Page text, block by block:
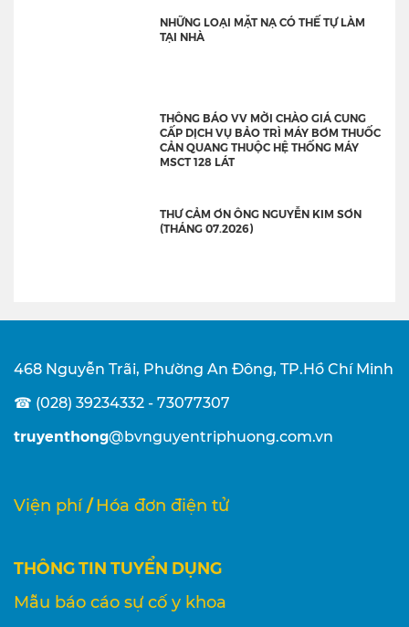
NHỮNG LOẠI MẶT NẠ CÓ THẾ TỰ LÀM
TẠI NHÀ
THÔNG BÁO VV MỜI CHÀO GIÁ CUNG
CẤP DỊCH VỤ BẢO TRÌ MÁY BƠM THUỐC
CẢN QUANG THUỘC HỆ THỐNG MÁY
MSCT 128 LÁT
THƯ CẢM ƠN ÔNG NGUYỄN KIM SƠN
(THÁNG 07.2026)
468 Nguyễn Trãi, Phường An Đông, TP.Hồ Chí Minh
☎ (028) 39234332 - 73077307
truyenthong@bvnguyentriphuong.com.vn
Viện phí / Hóa đơn điện tử
THÔNG TIN TUYỂN DỤNG
Mẫu báo cáo sự cố y khoa